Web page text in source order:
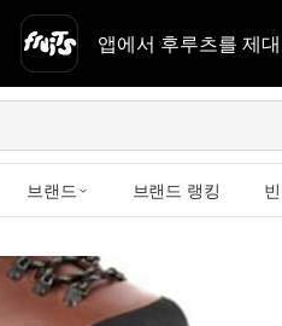
앱에서 후루츠를 제
브랜드 브랜드 랭킹